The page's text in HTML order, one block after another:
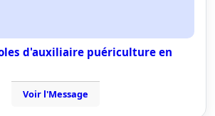
d'auxiliaire puériculture en
Voir l'Message